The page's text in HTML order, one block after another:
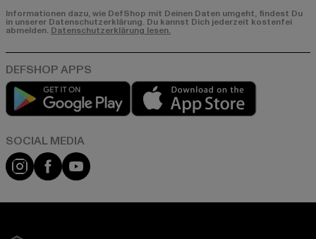
Informationen dazu, wie DefShop mit Deinen Daten umgeht, findest Du
in unserer Datenschutzerklärung. Du kannst Dich jederzeit kostenfei
abmelden. Datenschutzerklärung lesen.
Play market
Instagram
FacebookYouTube